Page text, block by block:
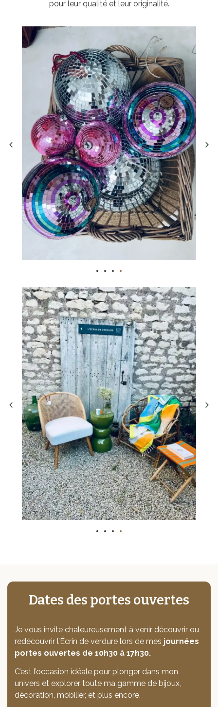
pour leur qualité et leur originalité.
Dates des portes ouvertes
Je vous invite chaleureusement à venir découvrir ou
redécouvrir l’Écrin de verdure lors de mes journées
portes ouvertes de 10h30 à 17h30.
C’est l’occasion idéale pour plonger dans mon
univers et explorer toute ma gamme de bijoux,
décoration, mobilier, et plus encore.